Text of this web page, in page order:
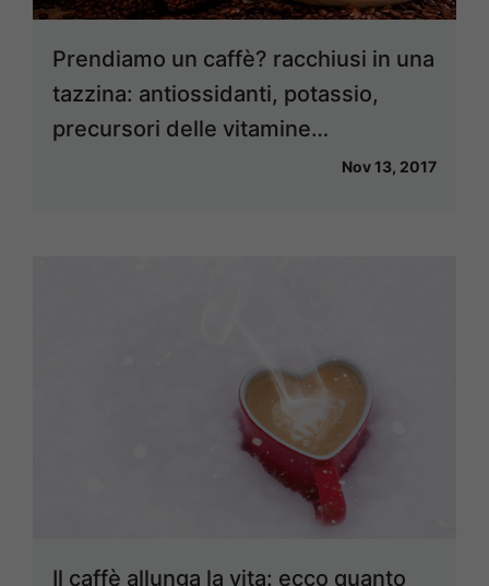
Prendiamo un caffè? racchiusi in una
tazzina: antiossidanti, potassio,
precursori delle vitamine…
Nov 13, 2017
Il caffè allunga la vita: ecco quanto